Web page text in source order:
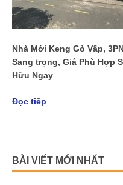
Nhà Mới Keng Gò Vấp,
Sang trọng, Giá Phù Hợp
Hữu Ngay
Đọc tiếp
BÀI VIẾT MỚI NHẤT